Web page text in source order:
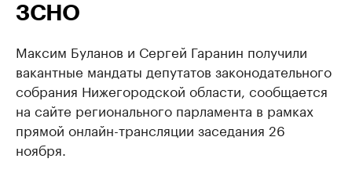
ЗСНО
Максим Буланов и Сергей Гаранин получили
вакантные мандаты депутатов законодательного
собрания Нижегородской области, сообщается
на сайте регионального парламента в рамках
прямой онлайн-трансляции заседания 26
ноября.